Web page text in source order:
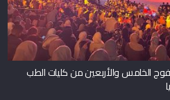
الخامس والأربعين من كليات الطب